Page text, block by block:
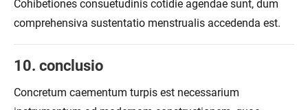
Cohibetiones consuetudinis cotidie agendae sunt, dum
comprehensiva sustentatio menstrualis accedenda est.
10. conclusio
Concretum caementum turpis est necessarium